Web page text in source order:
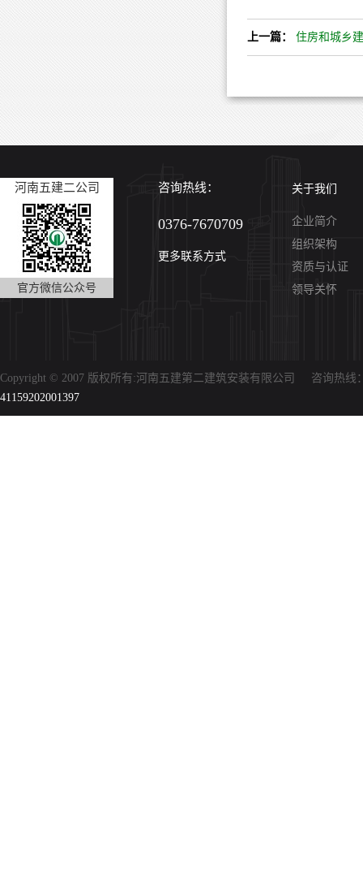
上一篇：
河南五建二公司
官方微信公众号
咨询热线：
0376-7670709
更多联系方式
关于我们
企业简介
组织架构
资质与认证
领导关怀
Copyright © 2007 版权所有:河南五建第二建筑安装有限公司 咨询热
41159202001397